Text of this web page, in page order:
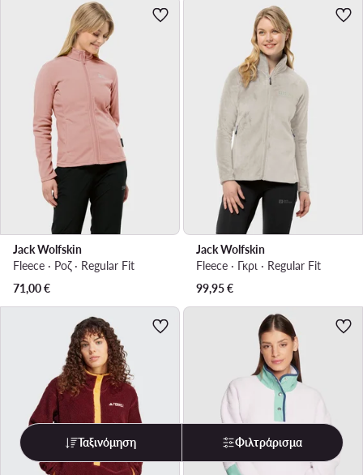
Jack Wolfskin
Fleece · Ροζ · Regular Fit
71,00€
Jack Wolfskin
Fleece · Γκρι · Regular Fit
99,95€
Ταξινόμηση Φιλτράρισμα